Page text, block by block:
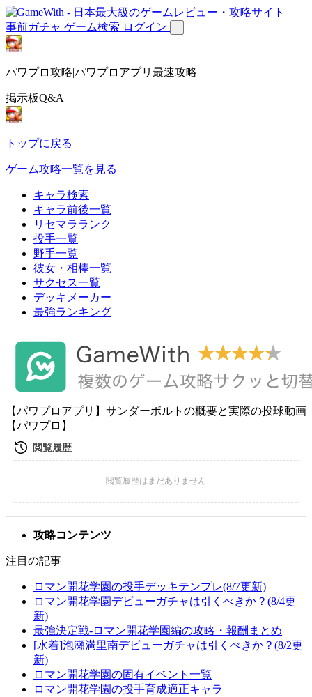
事前ガチャ ゲーム検索 ログイン
パワプロ攻略|パワプロアプリ最速攻略
掲示板Q&A
トップに戻る
ゲーム攻略一覧を見る
キャラ検索
キャラ前後一覧
リセマラランク
投手一覧
野手一覧
彼女・相棒一覧
サクセス一覧
デッキメーカー
最強ランキング
【パワプロアプリ】サンダーボルトの概要と実際の投球動画
【パワプロ】
攻略コンテンツ
注目の記事
ロマン開花学園の投手デッキテンプレ(8/7更新)
ロマン開花学園デビューガチャは引くべきか？(8/4更
新)
最強決定戦-ロマン開花学園編の攻略・報酬まとめ
[水着]泡瀬満里南デビューガチャは引くべきか？(8/2更
新)
ロマン開花学園の固有イベント一覧
ロマン開花学園の投手育成適正キャラ